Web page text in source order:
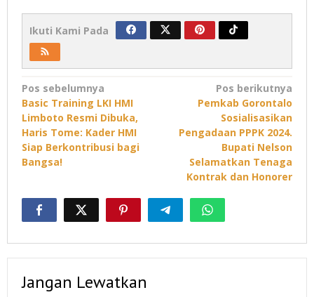
Ikuti Kami Pada
Navigasi
pos
Pos sebelumnya
Basic Training LKI HMI
Limboto Resmi Dibuka,
Haris Tome: Kader HMI
Siap Berkontribusi bagi
Bangsa!
Pos berikutnya
Pemkab Gorontalo
Sosialisasikan
Pengadaan PPPK 2024.
Bupati Nelson
Selamatkan Tenaga
Kontrak dan Honorer
Jangan Lewatkan